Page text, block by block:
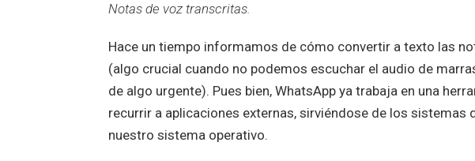
Notas de voz transcritas.
Hace un tiempo informamos de cómo convertir a texto las
(algo crucial cuando no podemos escuchar el audio de
de algo urgente). Pues bien, WhatsApp ya trabaja en una
recurrir a aplicaciones externas, sirviéndose de los sistemas
nuestro sistema operativo.